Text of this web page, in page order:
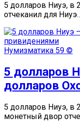
5 долларов Ниуэ, в
отчеканил для
Нумизматика 59 ©
5 долларов
долларов
5 долларов Ниуэ, в
монетный двор